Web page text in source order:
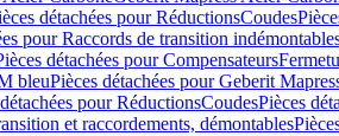
détachées pour RéductionsCoudes
pour Raccords de transition
détachées pour Compensateurs
bleuPièces détachées pour Geberit
pour RéductionsCoudesPièces
et raccordements, démontables